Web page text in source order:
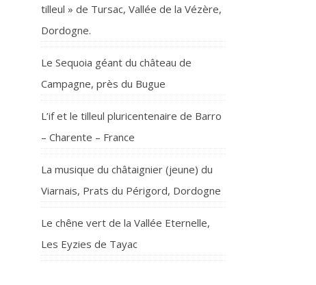
tilleul » de Tursac, Vallée de la Vézère,
Dordogne.
Le Sequoia géant du château de
Campagne, près du Bugue
L’if et le tilleul pluricentenaire de Barro
– Charente – France
La musique du châtaignier (jeune) du
Viarnais, Prats du Périgord, Dordogne
Le chêne vert de la Vallée Eternelle,
Les Eyzies de Tayac